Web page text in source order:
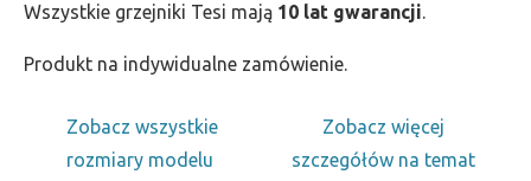
Wszystkie grzejniki Tesi mają 10 lat gwarancji.
Produkt na indywidualne zamówienie.
Zobacz wszystkie
rozmiary modelu
Zobacz więcej
szczegółów na temat